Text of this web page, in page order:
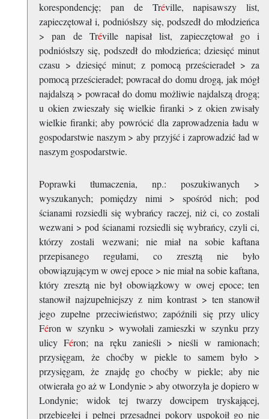
korespondencję; pan de Tréville, napisawszy list,
zapieczętował i, podniósłszy się, podszedł do młodzieńca
> pan de Tréville napisał list, zapieczętował go i
podniósłszy się, podszedł do młodzieńca; dziesięć minut
czasu > dziesięć minut; z pomocą prześcieradeł > za
pomocą prześcieradeł; powracał do domu drogą, jak mógł
najdalszą > powracał do domu możliwie najdalszą drogą;
u okien zwieszały się wielkie firanki > z okien zwisały
wielkie firanki; aby powrócić dla zaprowadzenia ładu w
gospodarstwie naszym > aby przyjść i zaprowadzić ład w
naszym gospodarstwie.
Poprawki tłumaczenia, np.: poszukiwanych >
wyszukanych; pomiędzy nimi > spośród nich; pod
ścianami rozsiedli się wybrańcy raczej, niż ci, co zostali
wezwani > pod ścianami rozsiedli się wybrańcy, czyli ci,
którzy zostali wezwani; nie miał na sobie kaftana
przepisanego regułami, co zresztą nie było
obowiązującym w owej epoce > nie miał na sobie kaftana,
który zresztą nie był obowiązkowy w owej epoce; ten
stanowił najzupełniejszy z nim kontrast > ten stanowił
jego zupełne przeciwieństwo; zapóźnili się przy ulicy
Féron w szynku > wywołali zamieszki w szynku przy
ulicy Féron; na ręku zanieśli > nieśli w ramionach;
przysięgam, że choćby w piekle to samem było >
przysięgam, że znajdę go choćby w piekle; aby nie
otwierała go aż w Londynie > aby otworzyła je dopiero w
Londynie; widok tej twarzy dowcipem tryskającej,
przebiegłej i pełnej przesadnej pokory uspokoił go nie